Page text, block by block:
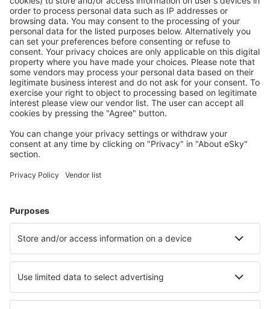
Planifică ȋn siguranţă
Rezervare fără griji cu opțiune gratuită de anulare.
Economiseşte mai mult
Prețuri atractive și oferte speciale pentru utilizatorii
conectați.
Alege din peste 1,3 mil. de opţiuni: hoteluri, cabane,
apartamente și altele.
Cazare în Italia - Orașe populare
Cazare în Palermo Cazare în Roma Cazare în Florenţa
Cazare în Milano Cazare în Napoli
Cazare în Pula Cazare în Verbania Cazare în Imperia